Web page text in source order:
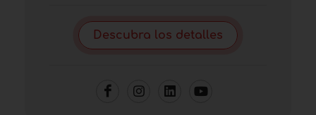
Descubra los detalles